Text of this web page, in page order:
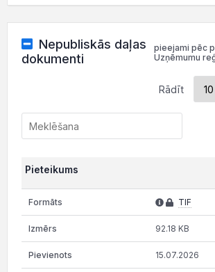
Nepubliskās daļas
dokumenti
pieejami pēc
Uzņēmumu
Rādīt
Pieteikums
TIF
92.18 KB
15.07.2026